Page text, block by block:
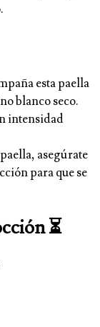
esta paella
blanco seco.
intensidad
asegúrate
para que se
⏳